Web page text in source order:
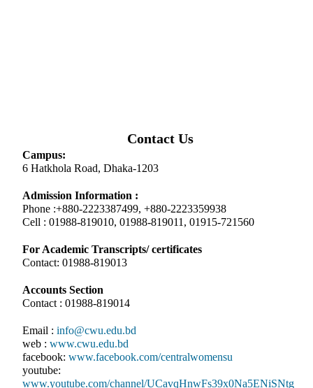
Contact Us
Campus:
6 Hatkhola Road, Dhaka-1203
Admission Information :
Phone :+880-2223387499, +880-2223359938
Cell : 01988-819010, 01988-819011, 01915-721560
For Academic Transcripts/ certificates
Contact: 01988-819013
Accounts Section
Contact : 01988-819014
Email : info@cwu.edu.bd
web : www.cwu.edu.bd
facebook: www.facebook.com/centralwomensu
youtube:
www.youtube.com/channel/UCavqHnwFs39x0Na5ENiSNtg